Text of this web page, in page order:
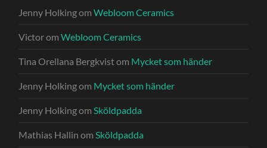
Jenny HolkingomWebloom Ceramics
VictoromWebloom Ceramics
Tina Orellana Bergkvistom Mycket som händer
Jenny Holkingom Mycket som händer
Jenny HolkingomSköldpadda
Mathias Hallin omSköldpadda